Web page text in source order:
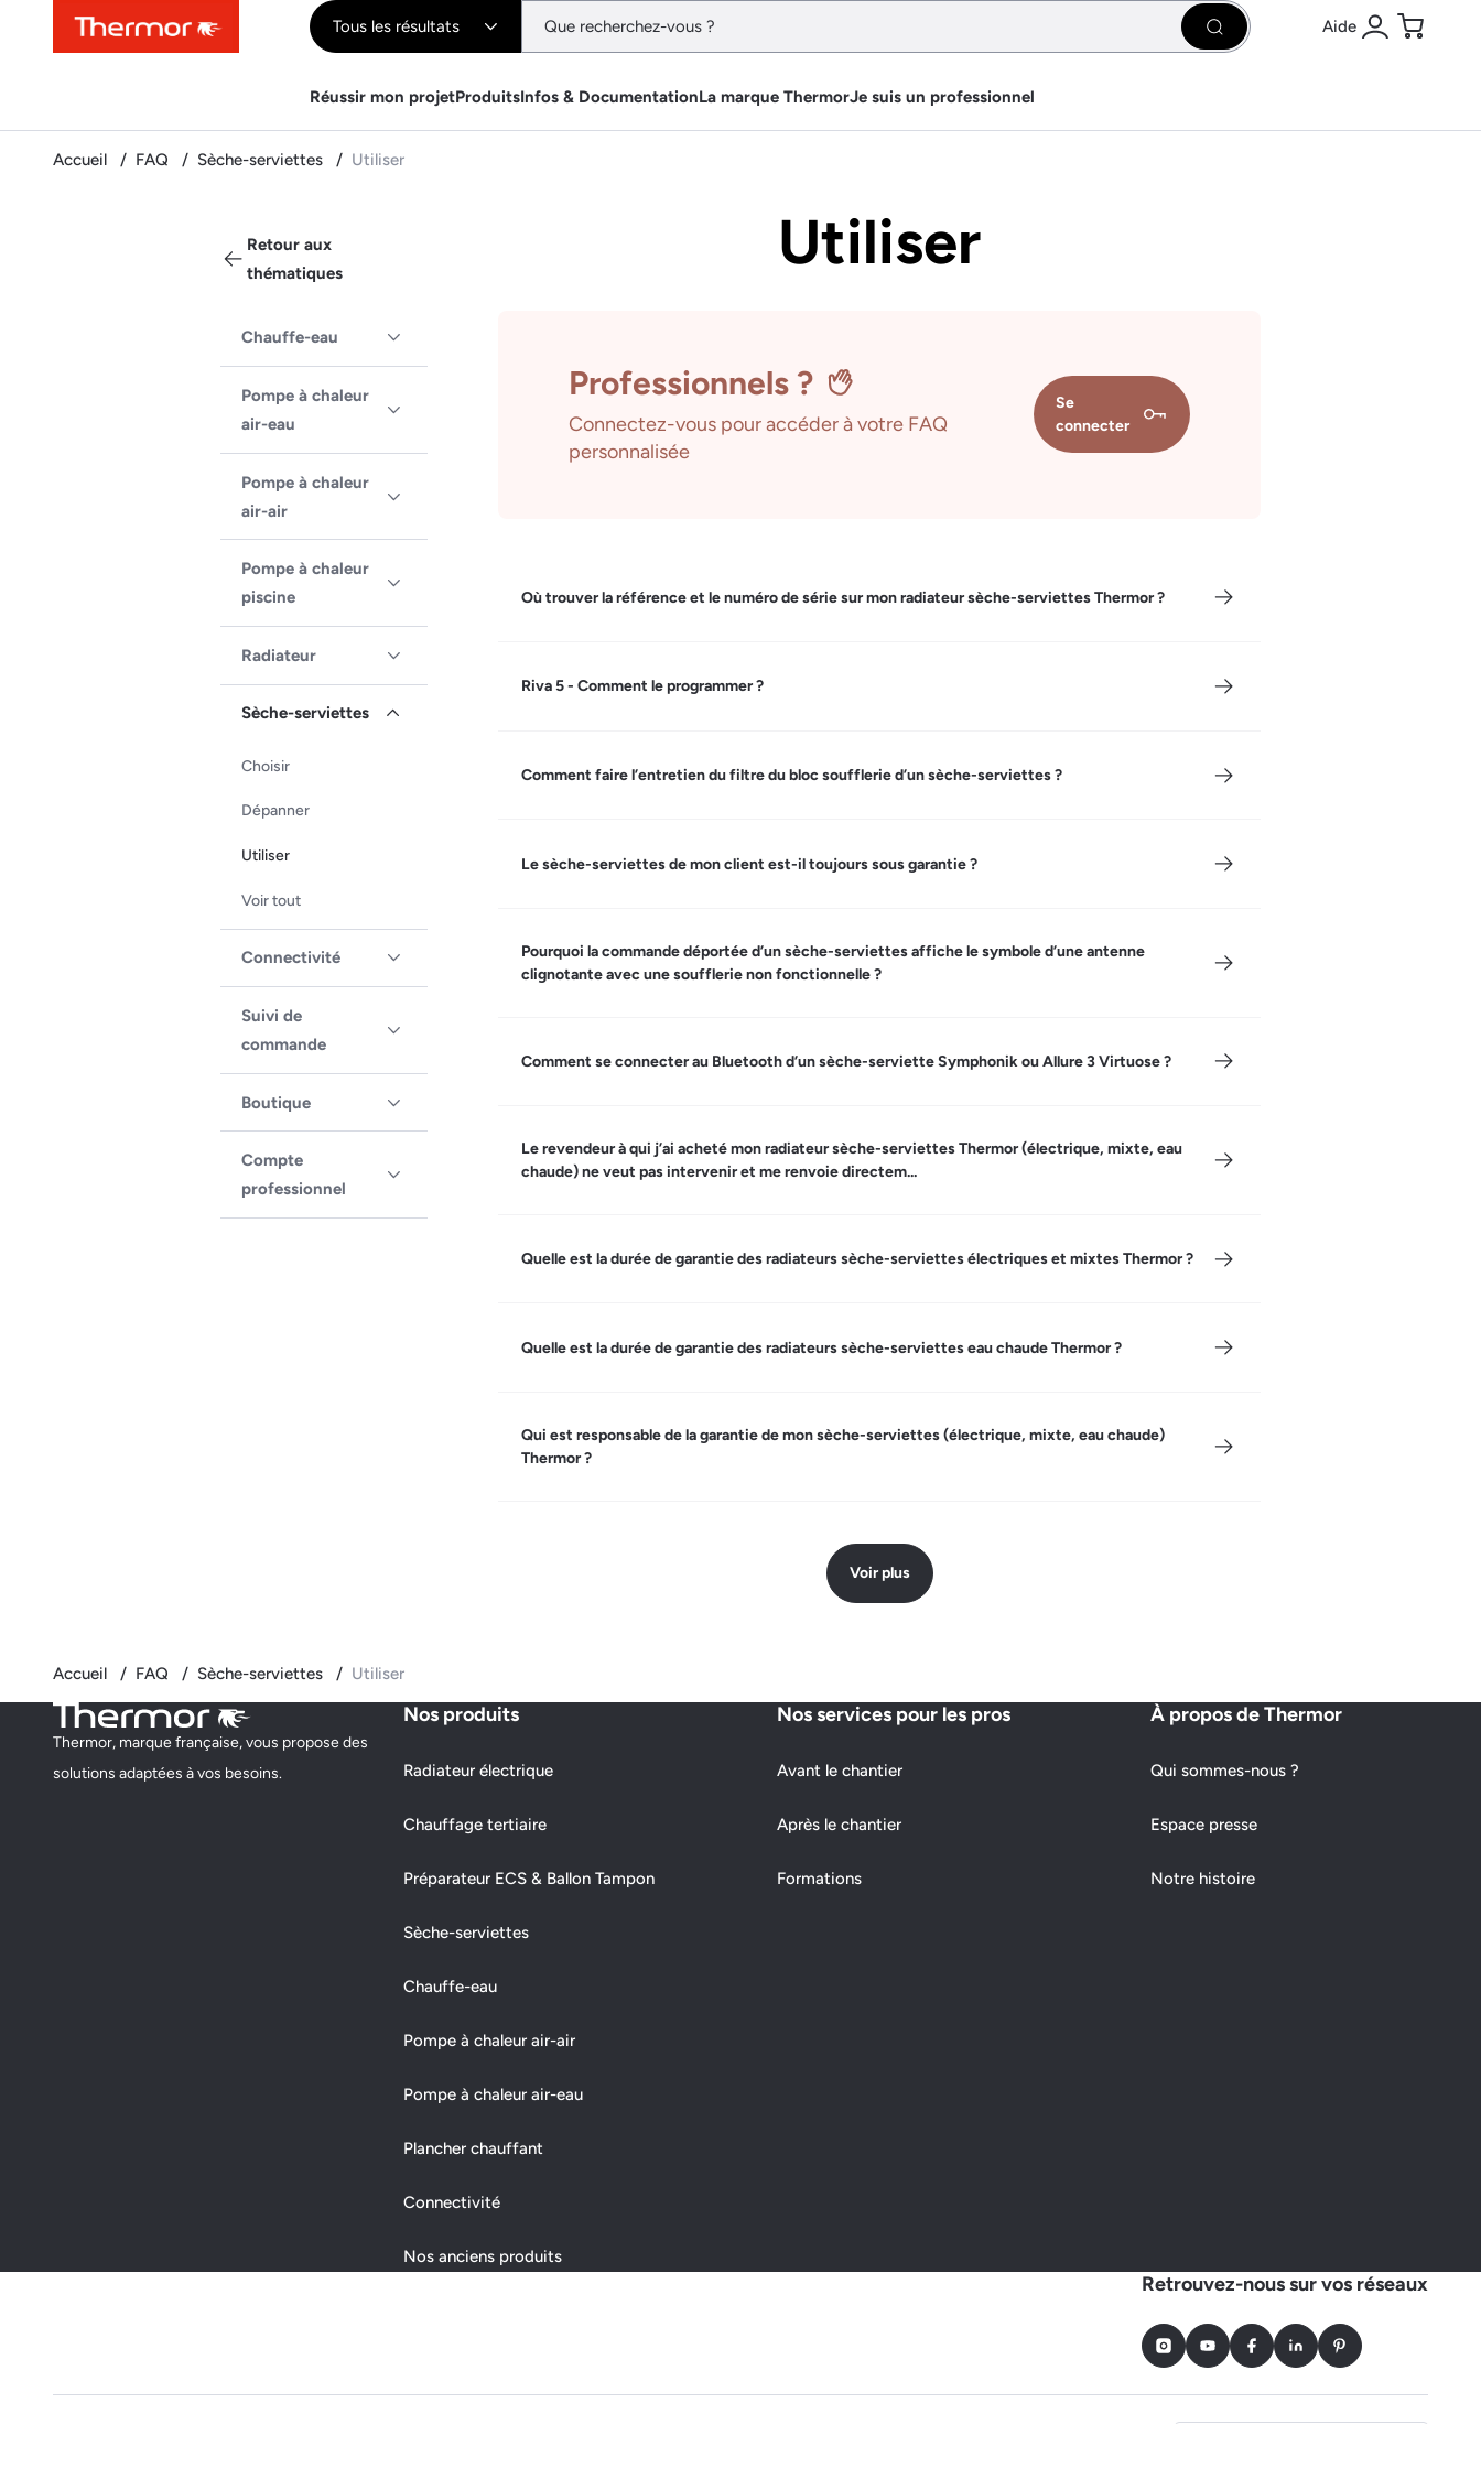
ContenuMenuRecherche Tous les résultats Rechercher Aide
Se connecter
Panier
Réussir mon projetProduitsInfos & DocumentationLa marque ThermorJe suis un professionnel
Accueil FAQ Sèche-serviettes Utiliser
Retour aux
thématiques
Chauffe-eau
Pompe à chaleur
air-eau
Pompe à chaleur
air-air
Pompe à chaleur
piscine
Radiateur
Sèche-serviettes
Choisir
Dépanner
Utiliser
Voir tout
Connectivité
Suivi de
commande
Boutique
Compte
professionnel
Utiliser
Professionnels ?
Connectez-vous pour accéder à votre FAQ
personnalisée
Se
connecter
Où trouver la référence et le numéro de série sur mon radiateur sèche-serviettes Thermor ?
Riva 5 - Comment le programmer ?
Comment faire l’entretien du filtre du bloc soufflerie d’un sèche-serviettes ?
Le sèche-serviettes de mon client est-il toujours sous garantie ?
Pourquoi la commande déportée d’un sèche-serviettes affiche le symbole d’une antenne
clignotante avec une soufflerie non fonctionnelle ?
Comment se connecter au Bluetooth d’un sèche-serviette Symphonik ou Allure 3 Virtuose ?
Le revendeur à qui j’ai acheté mon radiateur sèche-serviettes Thermor (électrique, mixte, eau
chaude) ne veut pas intervenir et me renvoie directem...
Quelle est la durée de garantie des radiateurs sèche-serviettes électriques et mixtes Thermor ?
Quelle est la durée de garantie des radiateurs sèche-serviettes eau chaude Thermor ?
Qui est responsable de la garantie de mon sèche-serviettes (électrique, mixte, eau chaude)
Thermor ?
Voir plus
Accueil FAQ Sèche-serviettes Utiliser
Thermor, marque française, vous propose des
solutions adaptées à vos besoins.
Nos produits
Radiateur électrique
Chauffage tertiaire
Préparateur ECS & Ballon Tampon
Sèche-serviettes
Chauffe-eau
Pompe à chaleur air-air
Pompe à chaleur air-eau
Plancher chauffant
Connectivité
Nos anciens produits
Nos services pour les pros
Avant le chantier
Après le chantier
Formations
À propos de Thermor
Qui sommes-nous ?
Espace presse
Notre histoire
Retrouvez-nous sur vos réseaux
InstagramYoutubeFacebookLinkedInPinterest